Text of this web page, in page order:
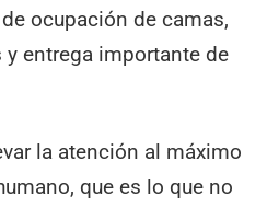
ocupación de camas,
entrega importante de
la atención al máximo
que es lo que no